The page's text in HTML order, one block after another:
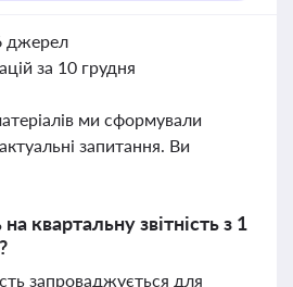
джерел
за 10 грудня
ми сформували
запитання. Ви
квартальну звітність з 1
запроваджується для